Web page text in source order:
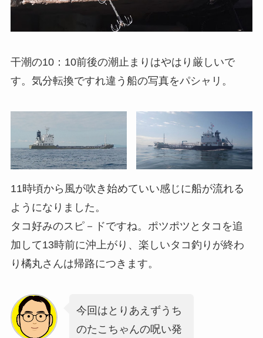
干潮の10：10前後の潮止まりはやはり厳しいで
す。気分転換ですれ違う船の写真をパシャリ。
11時頃から風が吹き始めていい感じに船が流れる
ようになりました。
タコ好みのスピ－ドですね。ポツポツとタコを追
加して13時前に沖上がり、楽しいタコ釣りが終わ
り橘丸さんは帰路につきます。
今回はとりあえずうち
のたこちゃんの呪い発